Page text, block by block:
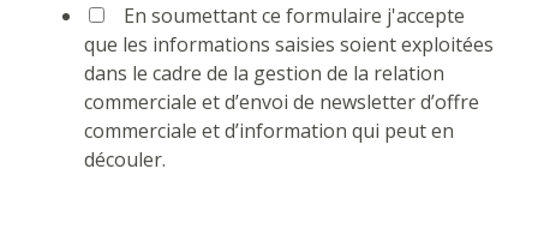
En soumettant ce formulaire j'accepte
que les informations saisies soient exploitées
dans le cadre de la gestion de la relation
commerciale et d’envoi de newsletter d’offre
commerciale et d’information qui peut en
découler.